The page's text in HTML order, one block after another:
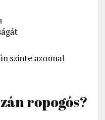
szinte azonnal
ropogós?